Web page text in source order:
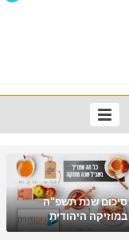
סיכום שנת תשפ"ה
במוזיקה היהודית